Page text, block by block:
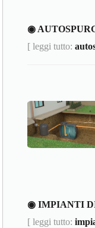
◉
[ leggi tutto:
◉ IMPIANTI
[ leggi tutto: